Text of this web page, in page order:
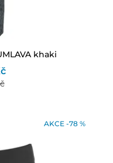
khaki
AKCE -78 %